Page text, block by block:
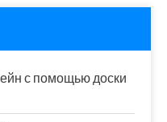
с помощью доски